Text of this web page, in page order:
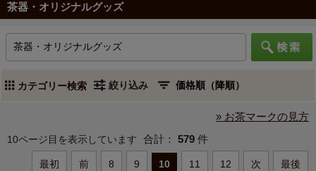
茶器・オリジナルグッズ
カテゴリー検索 絞り込み
» お茶マークの見方
10ページ目を表示しています 合計： 579 件
最初 前 8 9 10 11 12 次 最後